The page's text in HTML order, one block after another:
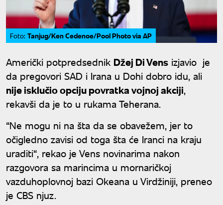
Foto: Tanjug/Ken Cedenoe/Pool Photo via AP
Američki potpredsednik Džej Di Vens izjavio je
da pregovori SAD i Irana u Dohi dobro idu, ali
nije isklučio opciju povratka vojnoj akciji,
rekavši da je to u rukama Teherana.
“Ne mogu ni na šta da se obavežem, jer to
očigledno zavisi od toga šta će Iranci na kraju
uraditi“, rekao je Vens novinarima nakon
razgovora sa marincima u mornaričkoj
vazduhoplovnoj bazi Okeana u Virdžiniji, preneo
je CBS njuz.